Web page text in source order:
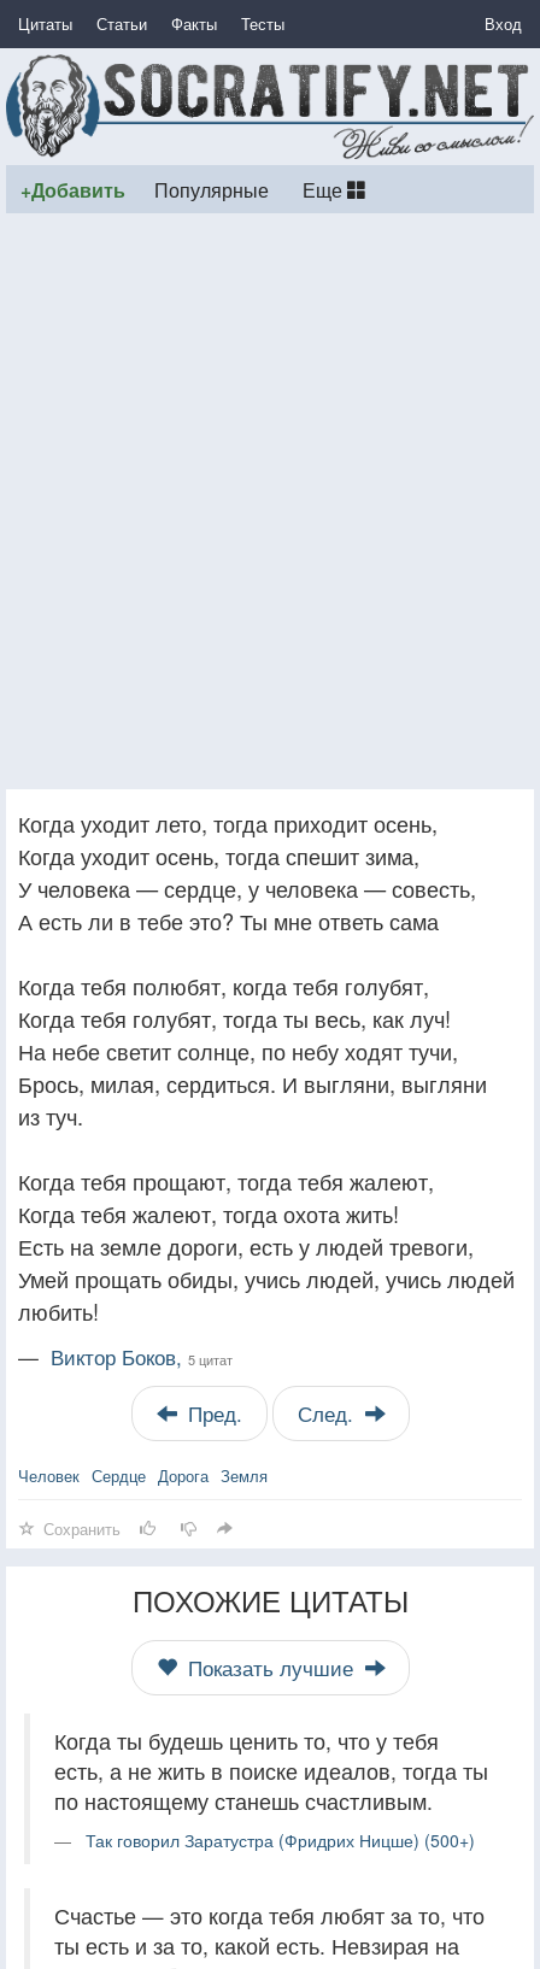
Цитаты Статьи Факты Тесты Вход
+Добавить Популярные Еще
Когда уходит лето, тогда приходит осень,
Когда уходит осень, тогда спешит зима,
У человека — сердце, у человека — совесть,
А есть ли в тебе это? Ты мне ответь сама
Когда тебя полюбят, когда тебя голубят,
Когда тебя голубят, тогда ты весь, как луч!
На небе светит солнце, по небу ходят тучи,
Брось, милая, сердиться. И выгляни, выгляни
из туч.
Когда тебя прощают, тогда тебя жалеют,
Когда тебя жалеют, тогда охота жить!
Есть на земле дороги, есть у людей тревоги,
Умей прощать обиды, учись людей, учись людей
любить!
— Виктор Боков, 5 цитат
Пред. След.
Человек Сердце Дорога Земля
Сохранить
ПОХОЖИЕ ЦИТАТЫ
Показать лучшие
Когда ты будешь ценить то, что у тебя
есть, а не жить в поиске идеалов, тогда ты
по настоящему станешь счастливым.
Так говорил Заратустра (Фридрих Ницше) (500+)
Счастье — это когда тебя любят за то, что
ты есть и за то, какой есть. Невзирая на